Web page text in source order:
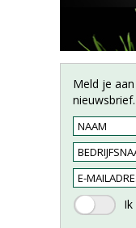
Meld je
nieuwsbrief.